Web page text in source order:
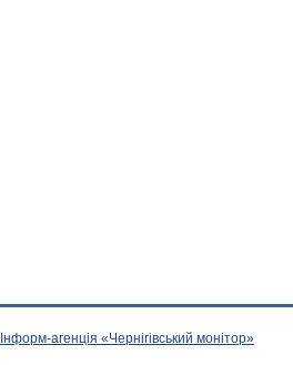
Інформ-агенція «Чернігівський монітор»